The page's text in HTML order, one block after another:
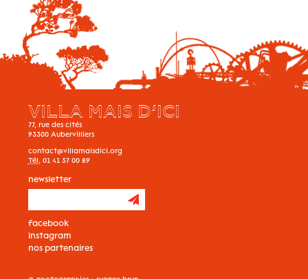
newsletter
facebook
instagram
nos partenaires
VILLA MAIS D’ICI
77, rue des cités
93300 Aubervilliers
contact@villamaisdici.org
Tél. 01 41 57 00 89